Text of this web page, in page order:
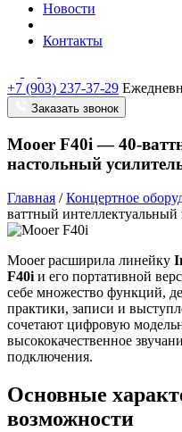
Новости
Контакты
+7 (903) 237-37-29
Заказать звонок
Mooer F40i — 40-
настольный
Главная /Концертное
ваттный
Mooer расширила линейку
F40iи его портативной
себе множество функций,
практики, записи и
сочетают цифровую
высококачественное
подключения.
Основные
возможности